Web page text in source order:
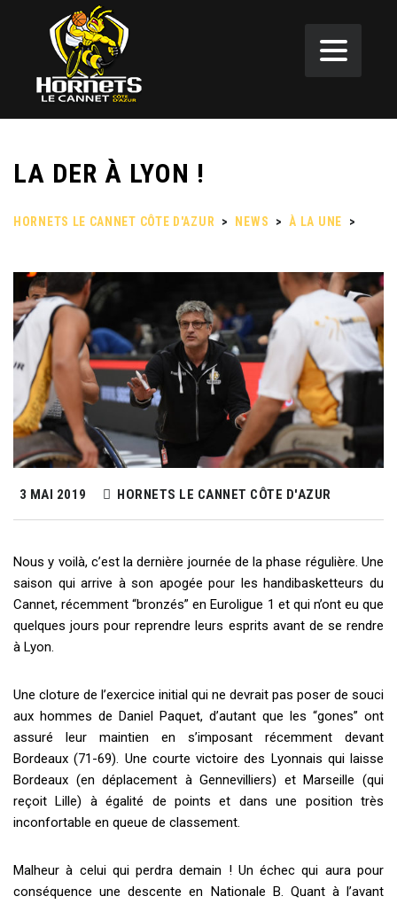
LA DER À LYON !
HORNETS LE CANNET CÔTE D'AZUR > NEWS > À LA UNE >
3 MAI 2019 HORNETS LE CANNET CÔTE D'AZUR
Nous y voilà, c’est la dernière journée de la phase régulière. Une
saison qui arrive à son apogée pour les handibasketteurs du
Cannet, récemment “bronzés” en Euroligue 1 et qui n’ont eu que
quelques jours pour reprendre leurs esprits avant de se rendre
à Lyon.
Une cloture de l’exercice initial qui ne devrait pas poser de souci
aux hommes de Daniel Paquet, d’autant que les “gones” ont
assuré leur maintien en s’imposant récemment devant
Bordeaux (71-69). Une courte victoire des Lyonnais qui laisse
Bordeaux (en déplacement à Gennevilliers) et Marseille (qui
reçoit Lille) à égalité de points et dans une position très
inconfortable en queue de classement.
Malheur à celui qui perdra demain ! Un échec qui aura pour
conséquence une descente en Nationale B. Quant à l’avant